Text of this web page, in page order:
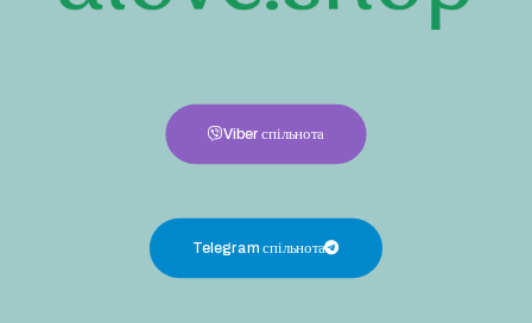
Viber спільнота
Telegram спільнота